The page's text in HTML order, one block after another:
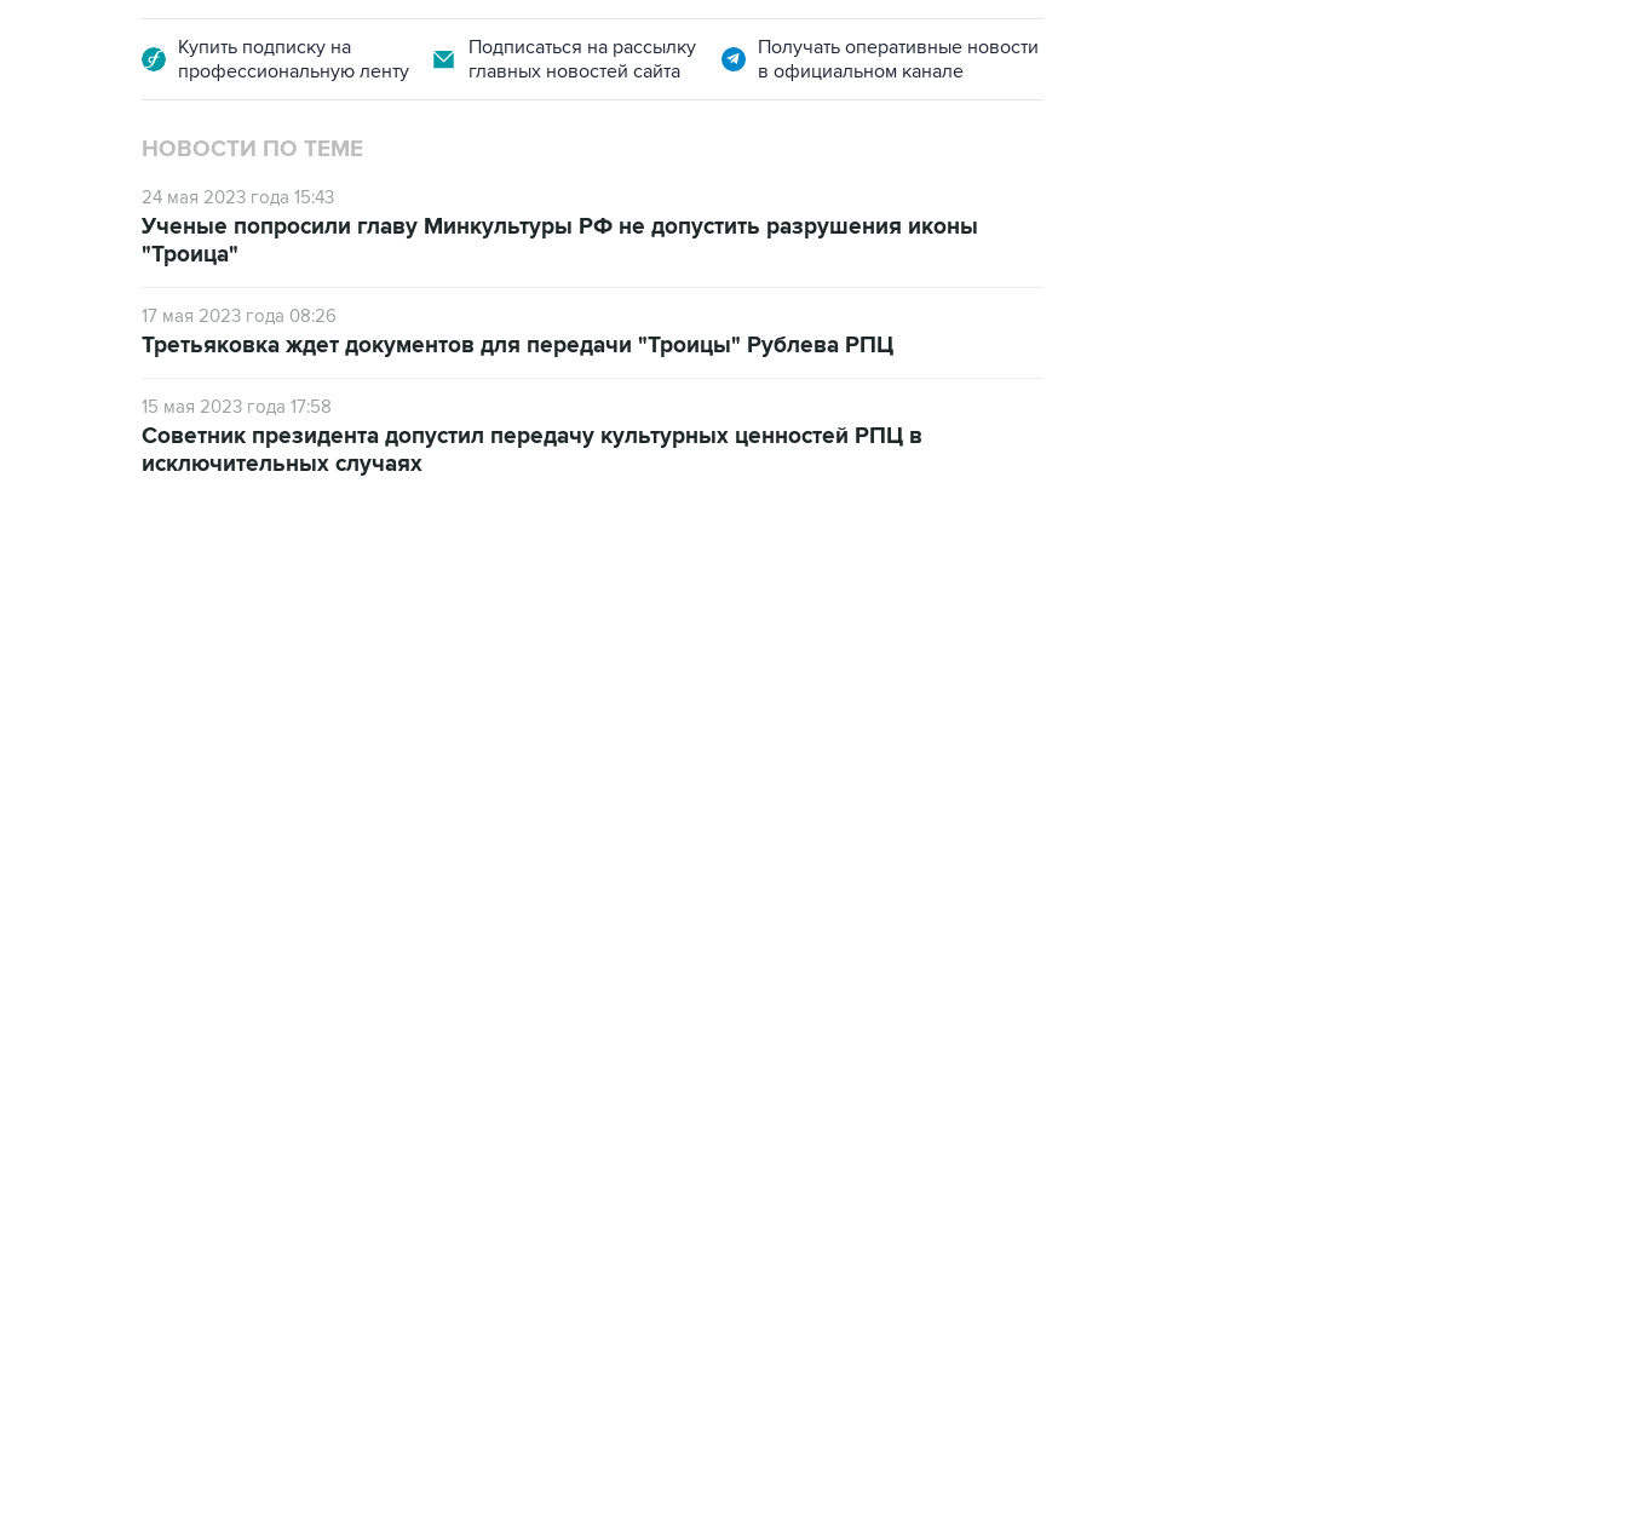
Купить подписку на
профессиональную ленту
Подписаться на рассылку
главных новостей сайта
Получать оперативные новости
в официальном канале
НОВОСТИ ПО ТЕМЕ
24 мая 2023 года 15:43
Ученые попросили главу Минкультуры РФ не допустить разрушения иконы
"Троица"
17 мая 2023 года 08:26
Третьяковка ждет документов для передачи "Троицы" Рублева РПЦ
15 мая 2023 года 17:58
Советник президента допустил передачу культурных ценностей РПЦ в
исключительных случаях